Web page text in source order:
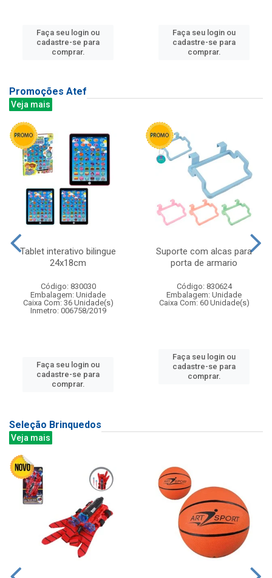
Faça seu login ou
cadastre-se para
comprar.
Faça seu login ou
cadastre-se para
comprar.
Promoções Atef
Veja mais
Tablet interativo bilingue
24x18cm
Código: 830030
Embalagem: Unidade
Caixa Com: 36 Unidade(s)
Inmetro: 006758/2019
Faça seu login ou
cadastre-se para
comprar.
Suporte com alcas para
porta de armario
Código: 830624
Embalagem: Unidade
Caixa Com: 60 Unidade(s)
Faça seu login ou
cadastre-se para
comprar.
Seleção Brinquedos
Veja mais